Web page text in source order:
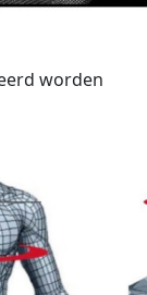
worden